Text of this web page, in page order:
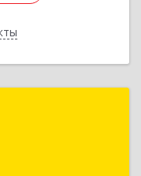
город Нижний